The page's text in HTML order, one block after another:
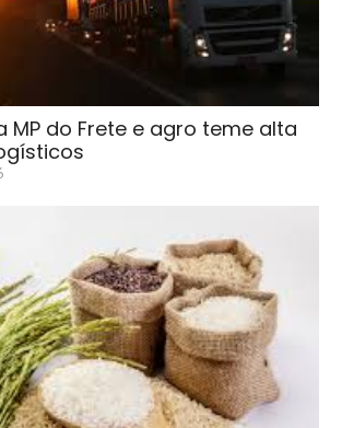
MP do Frete e agro teme alta